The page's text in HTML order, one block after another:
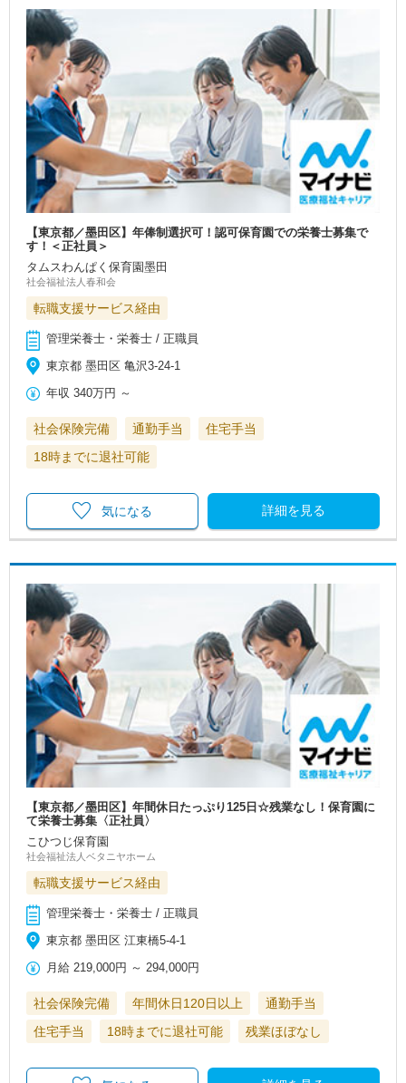
【東京都／墨田区】年俸制選択可！認可保育園での栄養士募集で
す！＜正社員＞
タムスわんぱく保育園墨田
社会福祉法人春和会
転職支援サービス経由
管理栄養士・栄養士 / 正職員
東京都 墨田区 亀沢3-24-1
年収 340万円 ～
社会保険完備 通勤手当
住宅手当
18時までに退社可能
詳細を見る
気になる
【東京都／墨田区】年間休日たっぷり125日☆残業なし！保育園に
て栄養士募集〈正社員〉
こひつじ保育園
社会福祉法人ベタニヤホーム
転職支援サービス経由
管理栄養士・栄養士 / 正職員
東京都 墨田区 江東橋5-4-1
月給 219,000円 ～294,000円
社会保険完備 年間休日120日以上
通勤手当
住宅手当
18時までに退社可能 残業ほぼなし